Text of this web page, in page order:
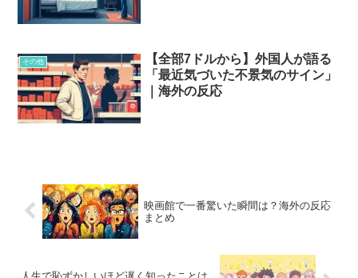
その他
【全部7ドルから】外国人が語る
「最近気づいた不景気のサイン」
｜海外の反応
映画館で一番驚いた瞬間は？海外の反応
まとめ